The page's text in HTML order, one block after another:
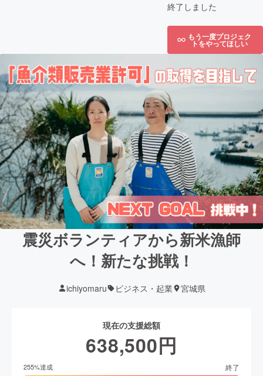
終了しました
もう一度プロジェク
トをやってほしい
震災ボランティアから新米漁師
へ！新たな挑戦！
ichiyomaru ビジネス・起業 宮城県
現在の支援総額
638,500円
255%達成 終了